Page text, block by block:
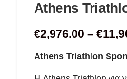
Athens
€2,976.00 – €
Athens Triathlon